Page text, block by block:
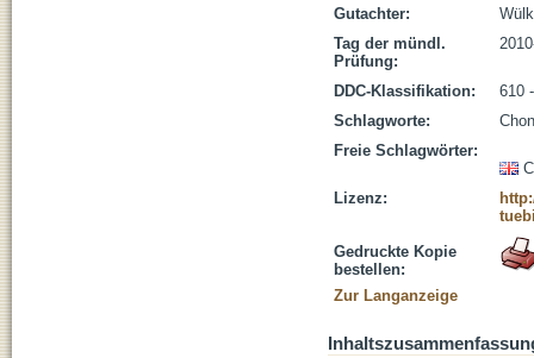
Gutachter:
Tag der mündl.
Prüfung:
DDC-Klassifikation:
610
Schlagworte:
Freie Schlagwörter:
Lizenz:
Gedruckte Kopie
bestellen:
Zur Langanzeige